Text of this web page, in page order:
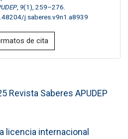
, 9(1), 259–276.
j.saberes.v9n1.a8939
de cita
Revista Saberes APUDEP
licencia internacional